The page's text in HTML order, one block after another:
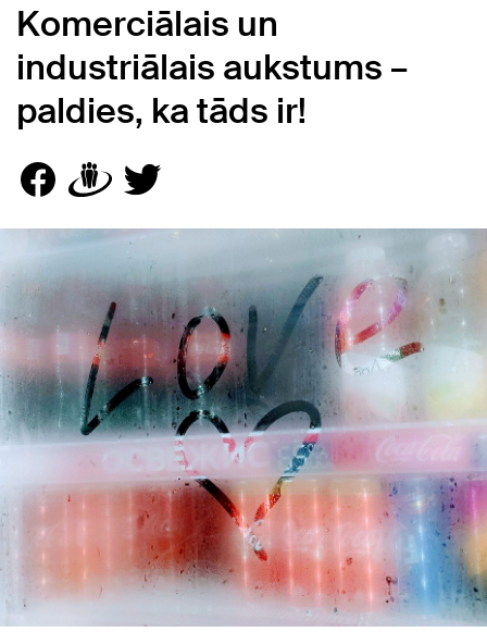
Komerciālais un
industriālais aukstums –
paldies, ka tāds ir!